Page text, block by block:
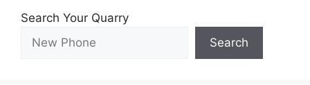
Search Your Quarry
Search